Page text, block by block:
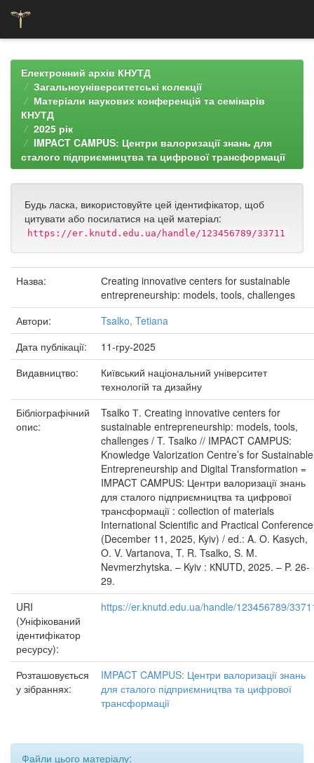
navigationЕлектронний архів КНУТД
Загальноуніверситетські колекції
Матеріали наукових конференцій та семінарів
КНУТД
2025 рік
IMPACT CAMPUS: Центри валоризації знань для
сталого підприємництва та цифрової трансформації
Будь ласка, використовуйте цей ідентифікатор, щоб
цитувати або посилатися на цей матеріал:
https://er.knutd.edu.ua/handle/123456789/33711
Назва:
Сreating innovative centers for sustainable
entrepreneurship: models, tools, challenges
Автори:
Tsalko, Tetiana
Дата публікації:
11-гру-2025
Видавництво:
Київський національний університет
технологій та дизайну
Бібліографічний
опис:
Tsalko Т. Сreating innovative centers for
sustainable entrepreneurship: models, tools,
challenges / T. Tsalko // IMPACT CAMPUS:
Knowledge Valorization Centre’s for Sustainable
Entrepreneurship and Digital Transformation =
IMPACT CAMPUS: Центри валоризації знань
для сталого підприємництва та цифрової
трансформації : collection of materials
International Scientific and Practical Conference
(December 11, 2025, Kyiv) / ed.: A. O. Kasych,
O. V. Vartanova, T. R. Tsalko, S. M.
Nevmerzhytska. – Kyiv : КNUTD, 2025. – P. 26-
29.
URI
(Уніфікований
ідентифікатор
ресурсу):
https://er.knutd.edu.ua/handle/123456789/
Розташовується
у зібраннях:
IMPACT CAMPUS: Центри валоризації знань
для сталого підприємництва та цифрової
трансформації
Файли цього матеріалу: